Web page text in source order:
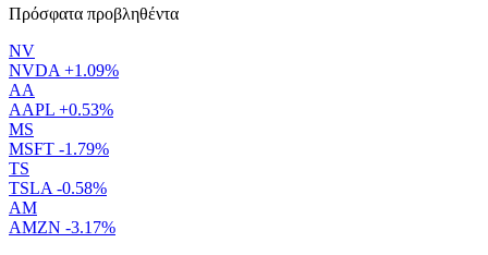
Πρόσφατα προβληθέντα
NV
NVDA +1.09%
AA
AAPL +0.53%
MS
MSFT -1.79%
TS
TSLA -0.58%
AM
AMZN -3.17%